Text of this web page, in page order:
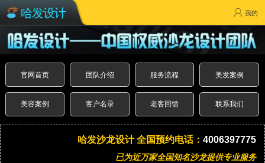
哈发设计 我的
官网首页 团队介绍 服务流程 美发案例
美容案例 客户名录 老客回馈 联系我们
哈发沙龙设计 全国预约电话： 4006397775
已为近万家全国知名沙龙提供专业服务